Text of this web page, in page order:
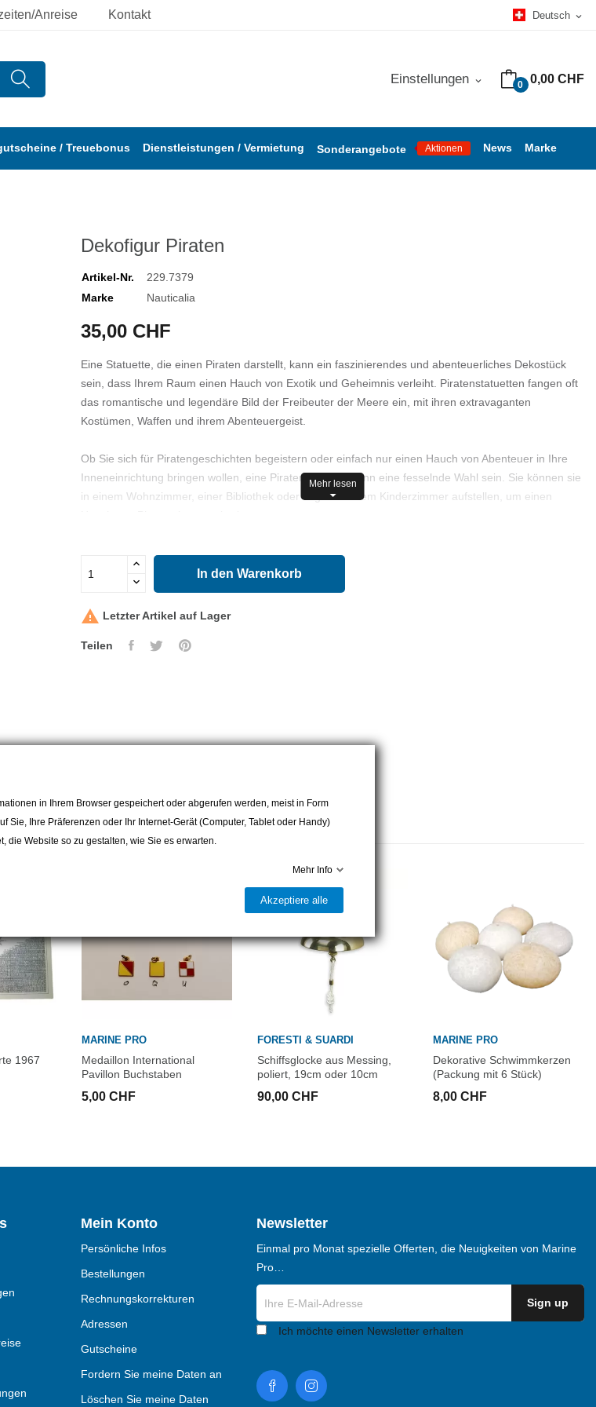
Anreise Kontakt Deutsch expand_more
0 0,00 CHF
Einstellungen expand_more
/ Treuebonus Dienstleistungen / Vermietung Sonderangebote Aktionen News Marke
Dekofigur Piraten
Artikel-Nr.
229.7379
Marke
Nauticalia
35,00 CHF
Eine Statuette, die einen Piraten darstellt, kann ein faszinierendes und abenteuerliches Dekostück
sein, dass Ihrem Raum einen Hauch von Exotik und Geheimnis verleiht. Piratenstatuetten fangen oft
das romantische und legendäre Bild der Freibeuter der Meere ein, mit ihren extravaganten
Kostümen, Waffen und ihrem Abenteuergeist.
Ob Sie sich für Piratengeschichten begeistern oder einfach nur einen Hauch von Abenteuer in Ihre
Inneneinrichtung bringen wollen, eine Piratenstatuette kann eine fesselnde Wahl sein. Sie können sie
in einem Wohnzimmer, einer Bibliothek oder sogar in einem Kinderzimmer aufstellen, um einen
Mehr lesen
In den Warenkorb
 Letzter Artikel auf Lager
Teilen
1967
MARINE PRO
Medaillon International
Pavillon Buchstaben
5,00 CHF
FORESTI & SUARDI
Schiffsglocke aus Messing,
poliert, 19cm oder 10cm
90,00 CHF
MARINE PRO
Dekorative Schwimmkerzen
(Packung mit 6 Stück)
8,00 CHF
Mein Konto
Persönliche Infos
Bestellungen
Rechnungskorrekturen
Adressen
Gutscheine
Fordern Sie meine Daten an
Löschen Sie meine Daten
Newsletter
Einmal pro Monat spezielle Offerten, die Neuigkeiten von Marine
Pro…
Ich möchte einen Newsletter erhalten
in Ihrem Browser gespeichert oder abgerufen werden, meist in Form
Sie, Ihre Präferenzen oder Ihr Internet-Gerät (Computer, Tablet oder Handy)
Website so zu gestalten, wie Sie es erwarten.
Mehr Info
Akzeptiere alle